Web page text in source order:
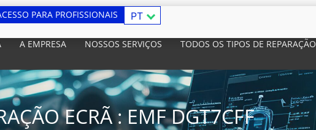
PARA PROFISSIONAIS PT
A EMPRESA NOSSOS SERVIÇOS TODOS OS TIPOS DE REPARAÇÃO
ECRÃ : EMF DGT7CFF